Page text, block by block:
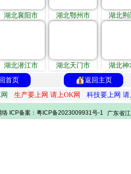
湖北襄阳市 湖北鄂州市 湖北荆
湖北潜江市 湖北天门市 湖北神
首页
返回主页
生产要上网 请上OK网 科技要上网 请
ICP备案：粤ICP备2023009931号-1 广东省